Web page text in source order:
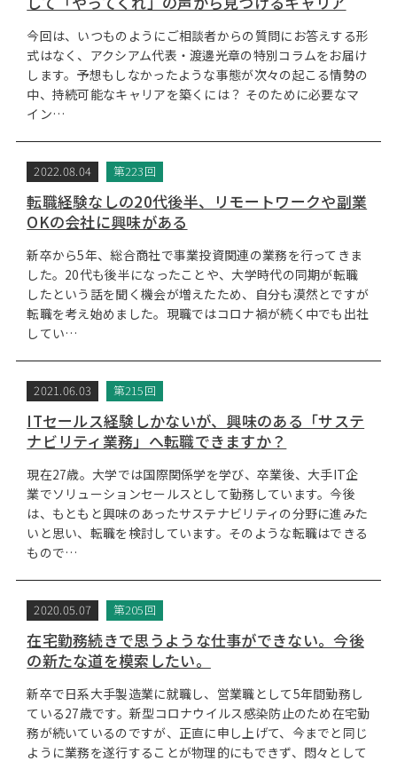
今回は、いつものようにご相談者からの質問にお答えする形
式はなく、アクシアム代表・渡邊光章の特別コラムをお届け
します。予想もしなかったような事態が次々の起こる情勢の
中、持続可能なキャリアを築くには？ そのために必要なマ
イン…
2022.08.04 第223回
転職経験なしの20代後半、リモートワークや副業
OKの会社に興味がある
新卒から5年、総合商社で事業投資関連の業務を行ってきま
した。20代も後半になったことや、大学時代の同期が転職
したという話を聞く機会が増えたため、自分も漠然とですが
転職を考え始めました。現職ではコロナ禍が続く中でも出社
してい…
2021.06.03 第215回
ITセールス経験しかないが、興味のある「サステ
ナビリティ業務」へ転職できますか？
現在27歳。大学では国際関係学を学び、卒業後、大手IT企
業でソリューションセールスとして勤務しています。今後
は、もともと興味のあったサステナビリティの分野に進みた
いと思い、転職を検討しています。そのような転職はできる
もので…
2020.05.07 第205回
在宅勤務続きで思うような仕事ができない。今後
の新たな道を模索したい。
新卒で日系大手製造業に就職し、営業職として5年間勤務し
ている27歳です。新型コロナウイルス感染防止のため在宅勤
務が続いているのですが、正直に申し上げて、今までと同じ
ように業務を遂行することが物理的にもできず、悶々として